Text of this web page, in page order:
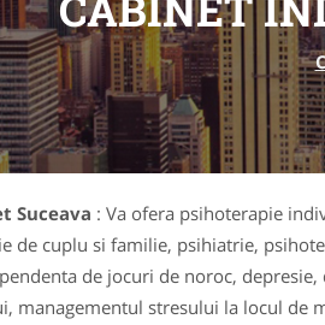
Suceava : Va ofera psihoterapie
de cuplu si familie, psihiatrie,
de jocuri de noroc,
managementul stresului la locul de